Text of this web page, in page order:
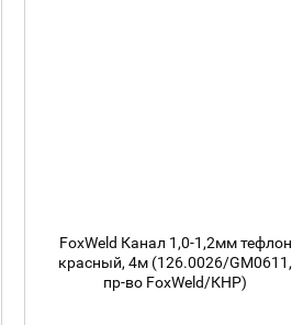
FoxWeld Канал 1,0-1,2мм тефлон
красный, 4м (126.0026/GM0611,
пр-во FoxWeld/КНР)